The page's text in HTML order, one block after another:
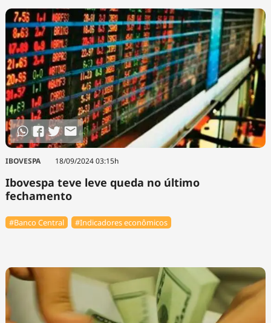
IBOVESPA 18/09/2024 03:15h
Ibovespa teve leve queda no último
fechamento
#Banco Central #Indicadores econômicos